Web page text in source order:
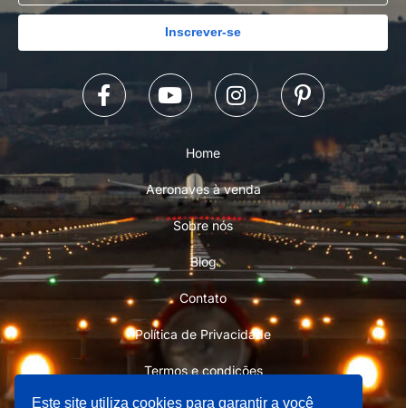
Inscrever-se
Home
Aeronaves à venda
Sobre nós
Blog
Contato
Política de Privacidade
Termos e condições
Este site utiliza cookies para garantir a você